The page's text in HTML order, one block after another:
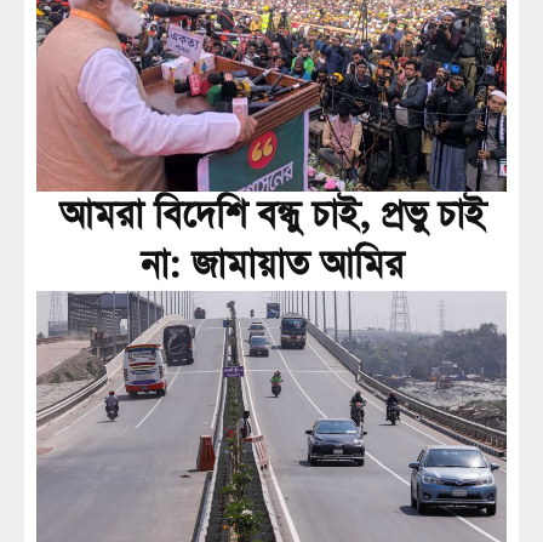
আমরা বিদেশি বন্ধু চাই, প্রভু চাই
না: জামায়াত আমির